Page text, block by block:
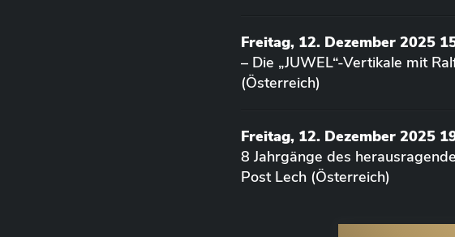
Freitag, 12. Dezember 2025
– Die „JUWEL“-Vertikale mit
(Österreich)
Freitag, 12. Dezember 2025
8 Jahrgänge des
Post Lech (Österreich)